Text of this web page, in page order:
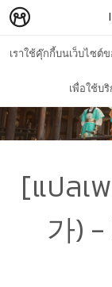
เราใช้คุ๊กกี้บนเว็บไซต์
เพื่อใช้บ
[แปลเ
가) -